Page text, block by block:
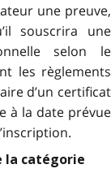
une preuve,
souscrira une
selon le
les règlements
d’un certificat
à la date prévue
la catégorie